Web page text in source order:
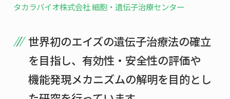
国際バイオゼミナール
サマーキャンプ
海外ラボインターンシップ
国際学生ワークショップ
就職支援
研究＆授業
イベント
生活
保護者の方へ
合わせ
マップ
受験生の方へ
在学生の方へ
教職員の方へ
地域・一般の方へ
タカラバイオ株式会社 細胞・遺伝子治療センター
世界初のエイズの遺伝子治療法の確立
を目指し、有効性・安全性の評価や
機能発現メカニズムの解明を目的とし